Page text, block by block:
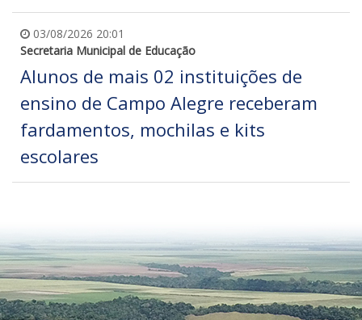
03/08/2026 20:01
Secretaria Municipal de Educação
Alunos de mais 02 instituições de
ensino de Campo Alegre receberam
fardamentos, mochilas e kits
escolares